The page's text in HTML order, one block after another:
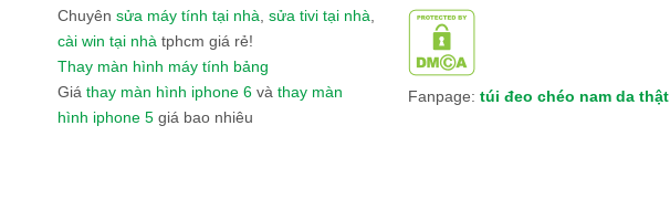
Chuyên sửa máy tính tại nhà sửa tivi tại nhà
cài win tại nhà tphcm giá rẻ!
Thay màn hình máy tính bảng
Giá thay màn hình iphone 6 và thay màn
hình iphone 5 giá bao nhiêu
Fanpage: túi đeo chéo nam da thật